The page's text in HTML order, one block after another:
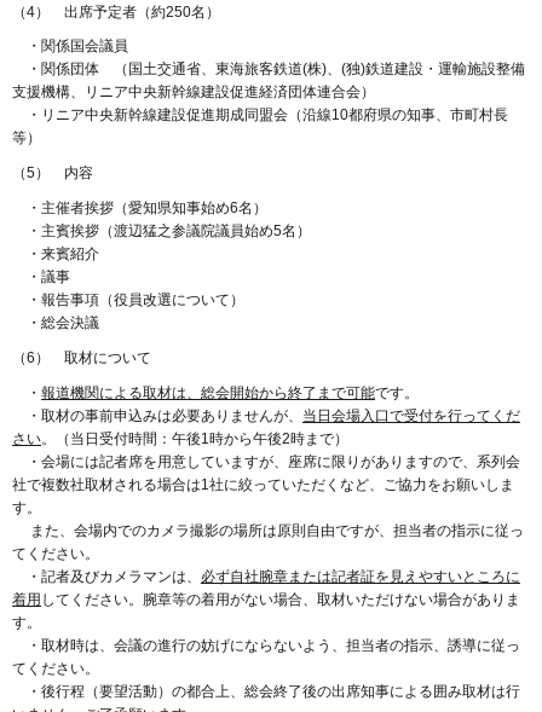
（4） 出席予定者（約250名）
・関係国会議員
・関係団体 （国土交通省、東海旅客鉄道(株)、(独)鉄道建設・運輸施設整備
支援機構、リニア中央新幹線建設促進経済団体連合会）
・リニア中央新幹線建設促進期成同盟会（沿線10都府県の知事、市町村長
等）
（5） 内容
・主催者挨拶（愛知県知事始め6名）
・主賓挨拶（渡辺猛之参議院議員始め5名）
・来賓紹介
・議事
・報告事項（役員改選について）
・総会決議
（6） 取材について
・ 報道機関による取材は、総会開始から終了まで可能です。
・取材の事前申込みは必要ありませんが、 当日会場入口で受付を行ってくだ
さい。（当日受付時間：午後1時から午後2時まで）
・会場には記者席を用意していますが、座席に限りがありますので、系列会
社で複数社取材される場合は1社に絞っていただくなど、ご協力をお願いしま
す。
また、会場内でのカメラ撮影の場所は原則自由ですが、担当者の指示に従っ
てください。
・記者及びカメラマンは、 必ず自社腕章または記者証を見えやすいところに
着用 してください。腕章等の着用がない場合、取材いただけない場合がありま
す。
・取材時は、会議の進行の妨げにならないよう、担当者の指示、誘導に従っ
てください。
・後行程（要望活動）の都合上、総会終了後の出席知事による囲み取材は行